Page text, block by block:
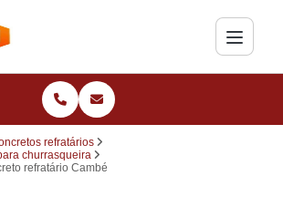
refratários
churrasqueira
refratário Cambé